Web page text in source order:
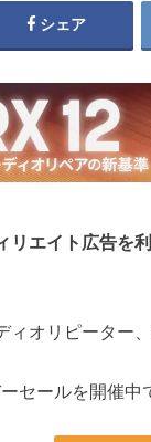
シェア
エイト広告を
ィオリピーター
セールを開催中